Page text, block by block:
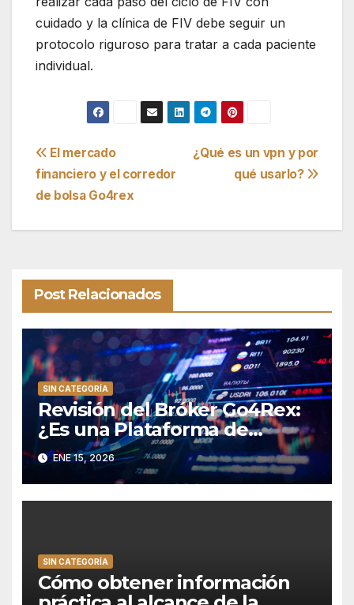
cuidado y la clínica de FIV debe seguir un
protocolo riguroso para tratar a cada paciente
individual.
Navegación
de
entradas
¿Qué es un vpn y por
qué usarlo?
El mercado
financiero y el corredor
de bolsa Go4rex
Post Relacionados
SIN CATEGORÍA
Revisión del Bróker Go4Rex:
¿Es una Plataforma de
Trading Confiable?
ENE 15, 2026
SIN CATEGORÍA
Cómo obtener información